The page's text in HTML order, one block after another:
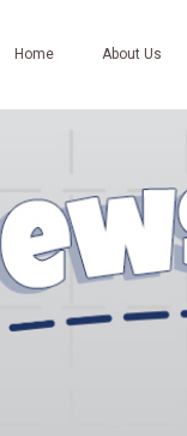
Home About Us